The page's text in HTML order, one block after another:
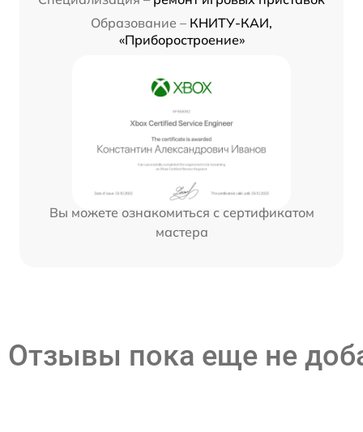
Образование – КНИТУ-КАИ,
«Приборостроение»
Вы можете ознакомиться с сертификатом
мастера
Отзывы пока еще не